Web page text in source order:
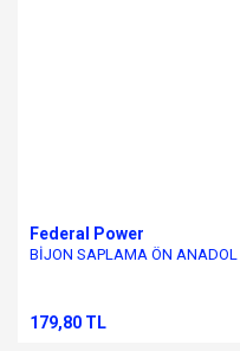
Federal Power
BİJON SAPLAMA ÖN ANADOL
179,80 TL